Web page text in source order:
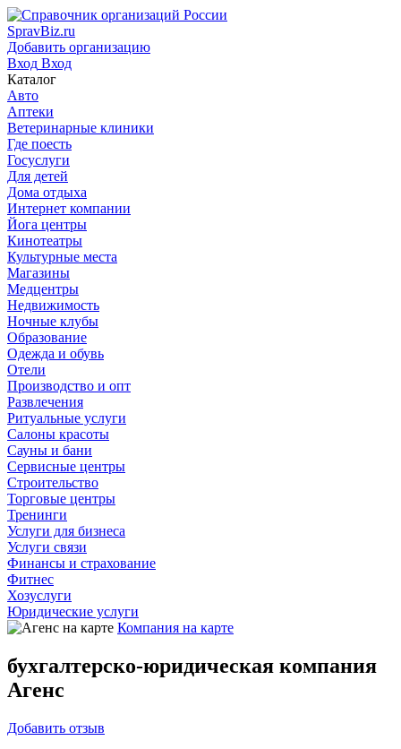
SpravBiz.ru
Добавить организацию
Вход Вход
Каталог
Авто
Аптеки
Ветеринарные клиники
Где поесть
Госуслуги
Для детей
Дома отдыха
Интернет компании
Йога центры
Кинотеатры
Культурные места
Магазины
Медцентры
Недвижимость
Ночные клубы
Образование
Одежда и обувь
Отели
Производство и опт
Развлечения
Ритуальные услуги
Салоны красоты
Сауны и бани
Сервисные центры
Строительство
Торговые центры
Тренинги
Услуги для бизнеса
Услуги связи
Финансы и страхование
Фитнес
Хозуслуги
Юридические услуги
Компания на карте
бухгалтерско-юридическая компания
Агенс
Добавить отзыв